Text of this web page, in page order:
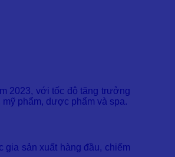
2023, với tốc độ tăng trưởng
phẩm, dược phẩm và spa.
sản xuất hàng đầu, chiếm